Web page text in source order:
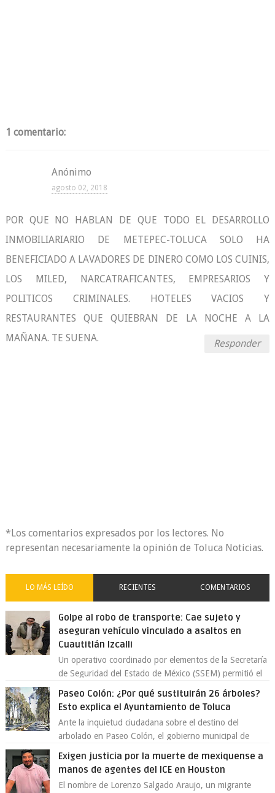
1 comentario:
Anónimo
agosto 02, 2018
POR QUE NO HABLAN DE QUE TODO EL DESARROLLO
INMOBILIARIARIO DE METEPEC-TOLUCA SOLO HA
BENEFICIADO A LAVADORES DE DINERO COMO LOS CUINIS,
LOS MILED, NARCATRAFICANTES, EMPRESARIOS Y
POLITICOS CRIMINALES. HOTELES VACIOS Y
RESTAURANTES QUE QUIEBRAN DE LA NOCHE A LA
MAÑANA. TE SUENA.
Responder
*Los comentarios expresados por los lectores. No
representan necesariamente la opinión de Toluca Noticias.
LO MÁS LEÍDO RECIENTES COMENTARIOS
Golpe al robo de transporte: Cae sujeto y
aseguran vehículo vinculado a asaltos en
Cuautitlán Izcalli
Un operativo coordinado por elementos de la Secretaría
de Seguridad del Estado de México (SSEM) permitió el
Paseo Colón: ¿Por qué sustituirán 26 árboles?
Esto explica el Ayuntamiento de Toluca
Ante la inquietud ciudadana sobre el destino del
arbolado en Paseo Colón, el gobierno municipal de
Exigen justicia por la muerte de mexiquense a
manos de agentes del ICE en Houston
El nombre de Lorenzo Salgado Araujo, un migrante